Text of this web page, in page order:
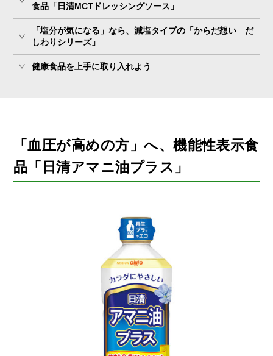
食品「日清MCTドレッシングソース」
「塩分が気になる」なら、減塩タイプの「からだ想い だ
しわりシリーズ」
健康食品を上手に取り入れよう
「血圧が高めの方」へ、機能性表示食
品「日清アマニ油プラス」